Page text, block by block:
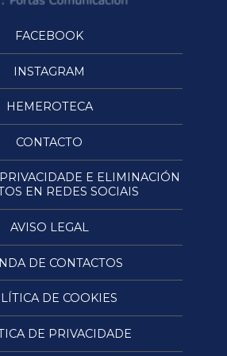
FACEBOOK
INSTAGRAM
HEMEROTECA
CONTACTO
E ELIMINACIÓN
EN REDES SOCIAIS
AVISO LEGAL
DE CONTACTOS
DE COOKIES
DE PRIVACIDADE